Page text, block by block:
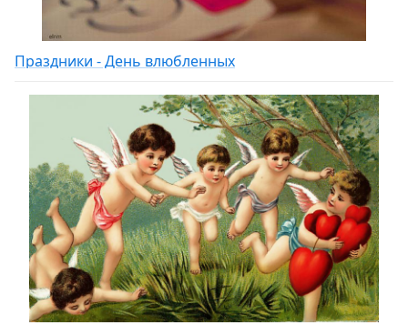
Праздники - День влюбленных